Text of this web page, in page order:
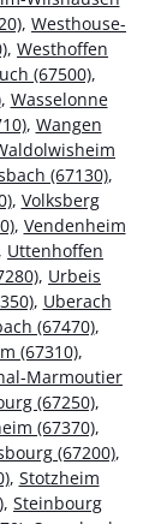
, Westhouse-
, Westhoffen
(67500),
, Wasselonne
, Wangen
(67130),
, Volksberg
, Vendenheim
, Uttenhoffen
, Urbeis
, Uberach
(67470),
(67310),
Marmoutier
(67250),
(67370),
(67200),
, Stotzheim
, Steinbourg